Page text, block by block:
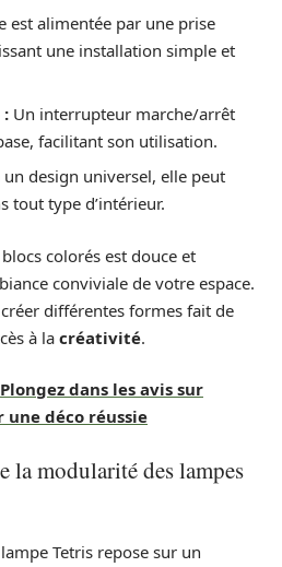
est alimentée par une prise
une installation simple et
Un interrupteur marche/arrêt
facilitant son utilisation.
un design universel, elle peut
tout type d’intérieur.
colorés est douce et
conviviale de votre espace.
différentes formes fait de
à la créativité.
Plongez dans les avis sur
une déco réussie
la modularité des lampes
Tetris repose sur un